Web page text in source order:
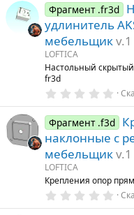
0
з
в
ё
з
Фрагмент .fr3d
удлинитель
мебельщикv.1
LOFTICA
Настольный скрытый
fr3d
0
0
з
в
ё
з
Фрагмент .f3d
наклонные с
мебельщикv.1
LOFTICA
Крепления опор
0